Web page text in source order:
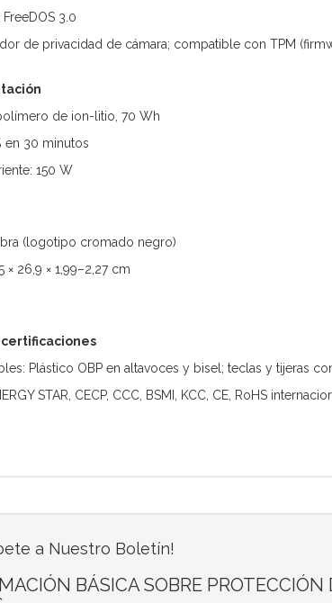
3.0
de privacidad de cámara; compatible con TPM
de ion-litio, 70 Wh
en 30 minutos
150 W
(logotipo cromado negro)
× 26,9 × 1,99–2,27 cm
Plástico OBP en altavoces y bisel; teclas y tijeras
STAR, CECP, CCC, BSMI, KCC, CE, RoHS
a Nuestro Boletín!
BÁSICA SOBRE PROTECCIÓN